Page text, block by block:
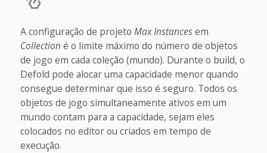
A configuração de projeto Max Instancesem
Collection é o limite máximo do número de objetos
de jogo em cada coleção (mundo). Durante o build, o
Defold pode alocar uma capacidade menor quando
consegue determinar que isso é seguro. Todos os
objetos de jogo simultaneamente ativos em um
mundo contam para a capacidade, sejam eles
colocados no editor ou criados em tempo de
execução.